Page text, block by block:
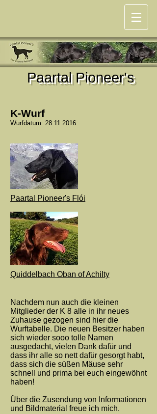
Paartal Pioneer's
K-Wurf
Wurfdatum: 28.11.2016
Paartal Pioneer's Flói
Quiddelbach Oban of Achilty
Nachdem nun auch die kleinen
Mitglieder der K 8 alle in ihr neues
Zuhause gezogen sind hier die
Wurftabelle. Die neuen Besitzer haben
sich wieder sooo tolle Namen
ausgedacht, vielen Dank dafür und
dass ihr alle so nett dafür gesorgt habt,
dass sich die süßen Mäuse sehr
schnell und prima bei euch eingewöhnt
haben!
Über die Zusendung von Informationen
und Bildmaterial freue ich mich.